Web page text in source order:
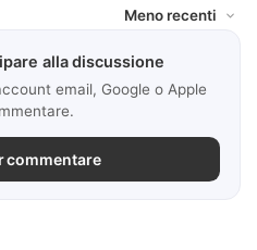
alla discussione
email, Google o Apple
commentare